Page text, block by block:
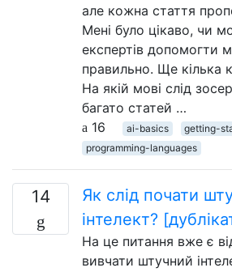
але кожна стаття
Мені було цікаво, чи
експертів допомогти
правильно. Ще кілька
На якій мові слід
багато статей …
16
ai-basics getting-
programming-languages
14
Як слід почати
інтелект?
На це питання вже є
вивчати штучний